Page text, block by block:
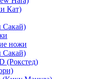
Кат)
Сакай)
ножи
Сакай)
(Рокстед)